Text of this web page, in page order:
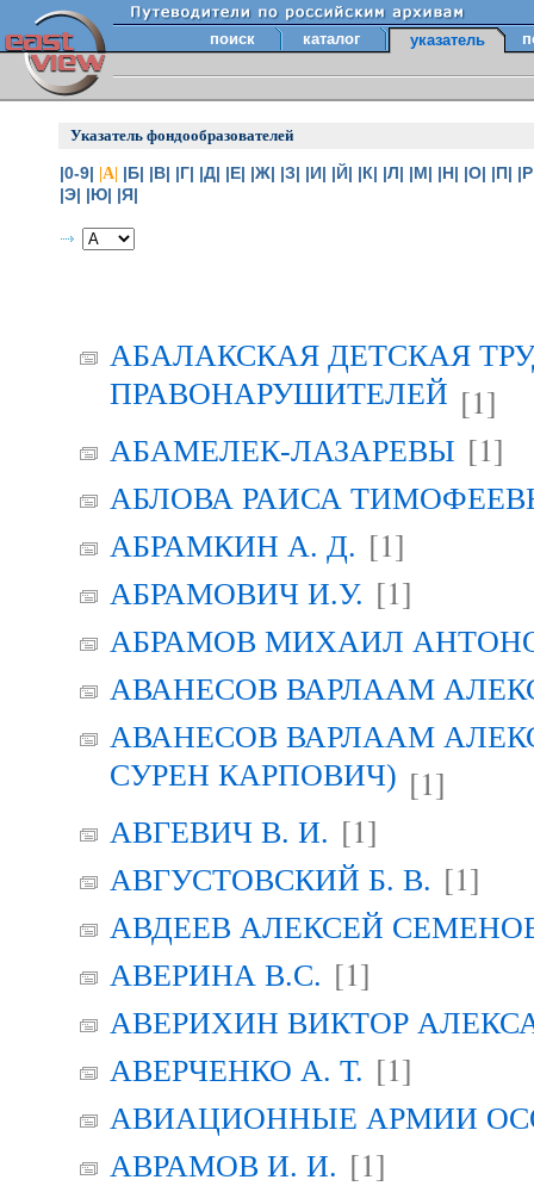
поиск каталог указатель
Указатель фондообразователей
|0-9| |А| |Б| |В| |Г| |Д| |Е| |Ж| |З| |И| |Й| |К| |Л| |М| |Н| |О| |П|
|Э| |Ю| |Я|
АБАЛАКСКАЯ ДЕТСКАЯ
ПРАВОНАРУШИТЕЛЕЙ [1]
АБАМЕЛЕК-ЛАЗАРЕВЫ [1]
АБЛОВА РАИСА
АБРАМКИН А. Д. [1]
АБРАМОВИЧ И.У. [1]
АБРАМОВ МИХАИЛ
АВАНЕСОВ ВАРЛААМ
АВАНЕСОВ ВАРЛААМ
СУРЕН КАРПОВИЧ) [1]
АВГЕВИЧ В. И. [1]
АВГУСТОВСКИЙ Б. В. [1]
АВДЕЕВ АЛЕКСЕЙ
АВЕРИНА B.C. [1]
АВЕРИХИН ВИКТОР
АВЕРЧЕНКО А. Т. [1]
АВИАЦИОННЫЕ АРМИИ
АВРАМОВ И. И. [1]